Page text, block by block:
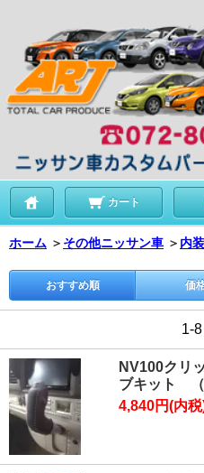
カート
ホーム ＞ その他ニッサン車 ＞ 内
おすすめ順 価
1-
NV100クリ
ブキット （
4,840円(内